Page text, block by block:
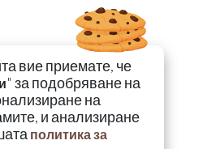
вие приемате, че
" за подобряване на
на
и анализиране
политика за